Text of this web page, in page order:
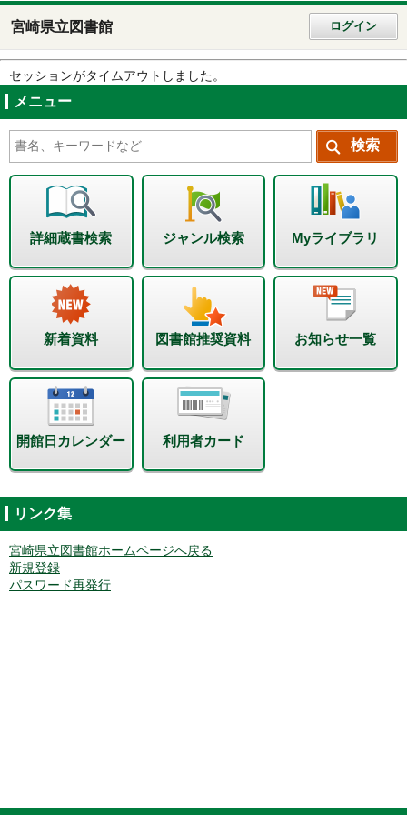
宮崎県立図書館 ログイン
セッションがタイムアウトしました。
メニュー
詳細蔵書検索 ジャンル検索 Myライブラリ
新着資料 図書館推奨資料 お知らせ一覧
開館日カレンダー 利用者カード
リンク集
宮崎県立図書館ホームページへ戻る
新規登録
パスワード再発行